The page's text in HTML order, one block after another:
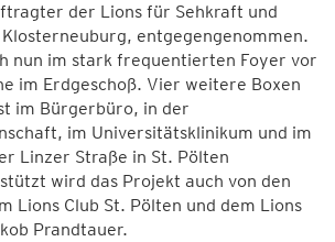
der Lions für Sehkraft und
entgegengenommen.
nun im stark frequentierten Foyer vor
im Erdgeschoß. Vier weitere Boxen
im Bürgerbüro, in der
im Universitätsklinikum und im
Linzer Straße in St. Pölten
wird das Projekt auch von den
Lions Club St. Pölten und dem Lions
Prandtauer.